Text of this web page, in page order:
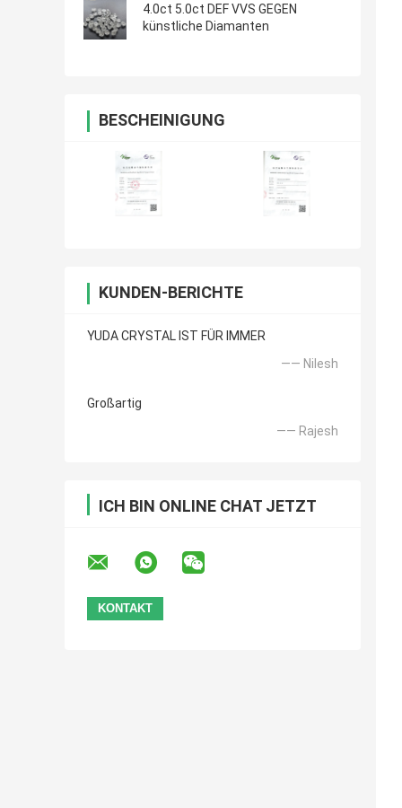
4.0ct 5.0ct DEF VVS GEGEN
künstliche Diamanten
BESCHEINIGUNG
KUNDEN-BERICHTE
YUDA CRYSTAL IST FÜR IMMER
—— Nilesh
Großartig
—— Rajesh
ICH BIN ONLINE CHAT JETZT